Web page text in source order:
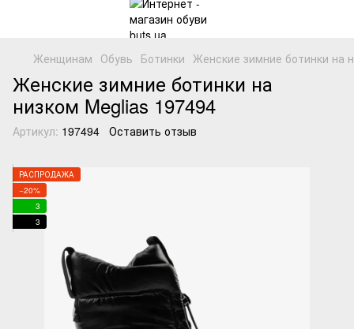
Женщинам Обувь Ботинки Женские зимние ботинки на
Женские зимние ботинки на
низком Meglias 197494
Артикул: 197494 Оставить отзыв
РАСПРОДАЖА
−20%
3
3